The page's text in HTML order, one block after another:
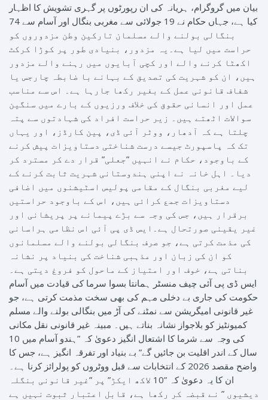
بیان میں گروگرام، ہریانہ کی ان رپورٹوں پر گہری تشویش کا اظہار
کیا ہے، جہاں حکام نے 19 جولائی سے مغربی بنگال اور آسام سے 74
بنگالی بولنے والے مسلمان تارکین وطن مزدوروں کو
حراست میں لیا ہے۔یہ مزدور، بنیادی طور پر کوڑا کرکٹ
اکھٹا کرنے والے اور کچی آبایوں میں رہنے والے مزدور
ہیں، ان کو شہریت کی تصدیق کے بہانے با ضابطہ چارجس یا
شفاف قانونی عمل کے بغیر رکھا جارہا ہے۔ اس سے مناسب
عمل اور انسانی حقوق کی خلاف ورزیوں کے بارے میں سنگین
سوالات اٹھتے ہیں۔ زیر حراست افراد کی شہادتوں سے پتہ
چلتا ہے کہ آدھار، ووٹر آئی ڈی، پین کارڈز، اور یہاں
تک کہ پاسپورٹ جیسے درست شناختی دستاویزات پیش کرنے
کے باوجود، حکام نے انہیں ”جعلی” قرار دے کر مسترد کر
دیا۔ اہل خانہ نے اپنی ہندوستانی شہریت ثابت کرنے کے
لیے مغربی بنگال کے مقامی پولیس اسٹیشنوں میں اضافی
دستاویزات جمع کرائی ہیں، اس کے باوجود حراستیں
برقرار ہیں، جس کی وجہ سے بڑے پیمانے پر پریشانی اور
غیر یقینی صورتحال ہے۔ایس ڈی پی آئی اس نظامی ہراسانی
کی مذمت کرتی ہے، جو صرف بنگالی بولنے والے مسلمانوں
کو ان کی زبان اور مذہبی شناخت کی بنیاد پر نشانہ
بناتی ہے، خوف اور امتیاز کے ماحول کو فروغ دیتی ہے۔
ایس ڈی پی آئی چیف منسٹر ہمانتا بسوا سرما کی قیادت میں آسام
حکومت کی جاری بے دخلی مہم کی بھی سخت مذمت کرتی ہے، جو
غیر قانونی امیگریشن سے نمٹنے کی آڑ میں بنگالی بولنے والے مسلم
کمیونٹیز کو بلاجواز نشانہ بناتے ہیں۔ مبینہ غیر قانونی نقل مکانی
کی وجہ سے شرما کا اشتعال انگیز دعویٰ کہ ”ہندو آسام میں 10
سال کے اندر اقلیت بن جائیں گے” بے بنیاد اور تفرقہ انگیز ہے، جس کا
واضح مقصد 2026 کے انتخابات سے قبل ووٹروں کو پولرائز کرنا ہے۔
ان کا یہ دعویٰ کہ ”10 لاکھ ایکڑ” پر ”غیر قانونی بنگلہ
دیشیوں ” نے قبضہ کر رکھا ہے، قابل اعتبار ثبوت نہیں ہے